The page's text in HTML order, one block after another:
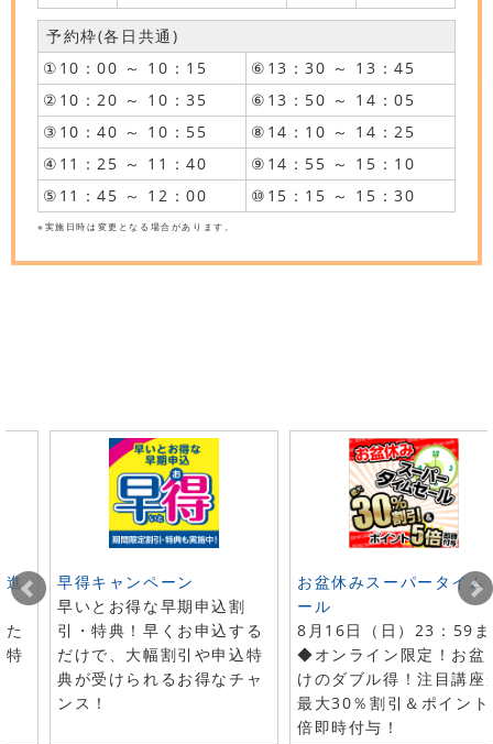
予約枠(各日共通)
①10：00 ～ 10：15
⑥13：30 ～ 13：45
②10：20 ～ 10：35
⑥13：50 ～ 14：05
③10：40 ～ 10：55
⑧14：10 ～ 14：25
④11：25 ～ 11：40
⑨14：55 ～ 15：10
⑤11：45 ～ 12：00
⑩15：15 ～ 15：30
※実施日時は変更となる場合があります。
進
特
早得キャンペーン
早いとお得な早期申込割
引・特典！早くお申込する
だけで、大幅割引や申込特
典が受けられるお得なチャ
ンス！
お盆休みスーパータイム
ール
8月16日（日）23：59
◆オンライン限定！お盆
けのダブル得！注目講座
最大30％割引＆ポイン
倍即時付与！